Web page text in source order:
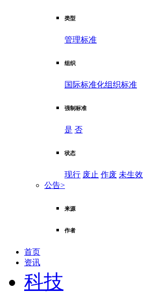
类型
管理标准
组织
国际标准化组织标准
强制标准
是 否
状态
现行 废止 作废 未生效
公告>
来源
作者
首页
资讯
科技